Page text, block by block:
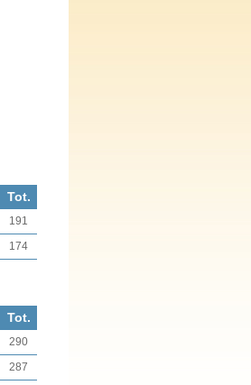
Tot.
191
174
Tot.
290
287